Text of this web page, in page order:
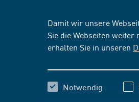
Damit wir unsere
Sie die Webseiten
erhalten Sie in unseren
Notwendig